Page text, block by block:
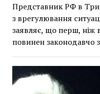
Представник РФ в
з врегулювання
заявляє, що перш, ніж
повинен законодавчо